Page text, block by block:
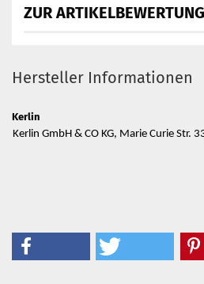
ZUR ARTIKELBEWERTUNG
Hersteller Informationen
Kerlin
Kerlin GmbH & CO KG, Marie Curie Str.